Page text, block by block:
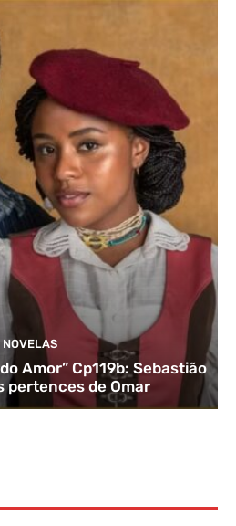
NOVELAS
Amor” Cp119b: Sebastião
pertences de Omar